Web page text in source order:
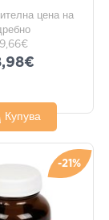
цена на
9,66€
Купува
-21%